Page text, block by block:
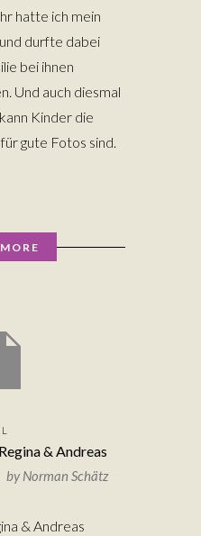
hatte ich mein
durfte dabei
bei ihnen
Und auch diesmal
Kinder die
gute Fotos sind.
& Andreas
byNorman Schätz
& Andreas